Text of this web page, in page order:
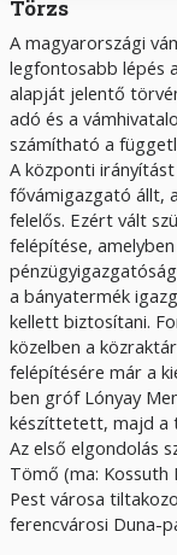
Törzs
A magyarországi
legfontosabb lépés
alapját jelentő
adó és a
számítható a
A központi
fővámigazgató állt,
felelős. Ezért vált
felépítése,
a bányatermék
kellett biztosítani.
közelben a
felépítésére már a
ben gróf Lónyay
készíttetett, majd a
Az első elgondolás
Tömő (ma: Kossuth
Pest városa
ferencvárosi Duna-